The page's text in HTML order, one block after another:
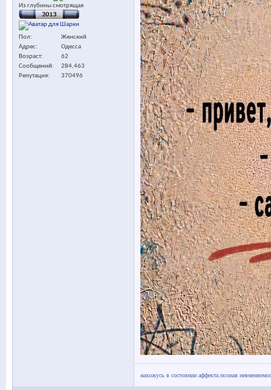
Из глубины смотрящая
Пол
Женский
Адрес
Одесса
Возраст
62
Сообщений
284,463
Репутация
370496
нахожусь в состоянии аффекта.полная